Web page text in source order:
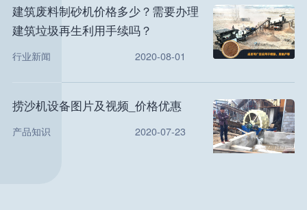
建筑废料制砂机价格多少？需要办理
建筑垃圾再生利用手续吗？
行业新闻 2020-08-01
捞沙机设备图片及视频_价格优惠
产品知识 2020-07-23